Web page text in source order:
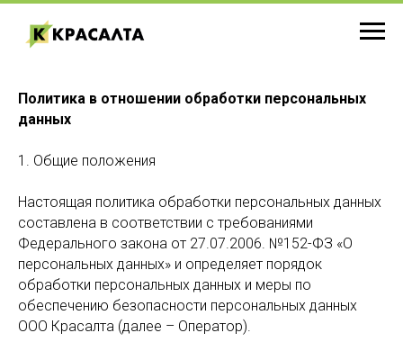
Политика в отношении обработки персональных
данных
1. Общие положения
Настоящая политика обработки персональных данных
составлена в соответствии с требованиями
Федерального закона от 27.07.2006. №152-ФЗ «О
персональных данных» и определяет порядок
обработки персональных данных и меры по
обеспечению безопасности персональных данных
ООО Красалта (далее – Оператор).